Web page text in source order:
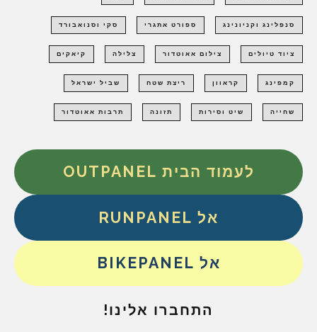
סנפלינג וקניונינג ספורט אתגרי סקי וסנואבורד
ציוד טיולים צילום אאוטדור צלילה קיאקים
קמפינג קראוון ריצת שטח שביל ישראל
שחייה שיט וסירות תזונה תרבות אאוטדור
לעמוד הבית OUTPANEL
אל RUNPANEL
אל BIKEPANEL
התחברו אלינו!